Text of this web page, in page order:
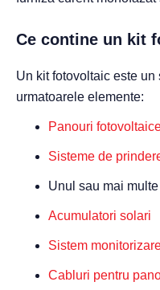
Ce contine un kit
Un kit fotovoltaic este
urmatoarele elemente:
Panouri
Sisteme de
Unul sau mai multe
Acumulatori solari
Sistem
Cabluri pentru